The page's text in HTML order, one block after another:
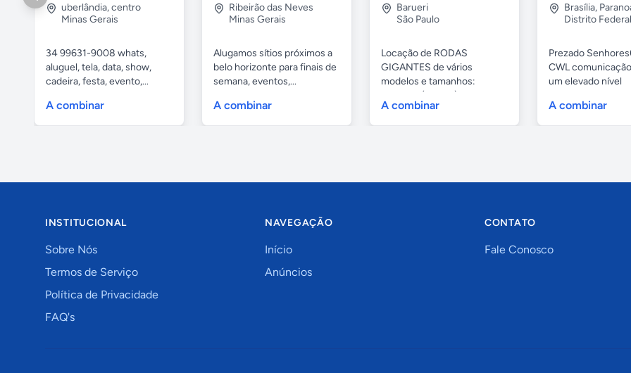
uberlândia,centro
Minas Gerais
34 99631-9008 whats,
aluguel, tela, data, show,
cadeira, festa, evento,...
A combinar
Ribeirão das Neves
Minas Gerais
Alugamos sítios próximos a
belo horizonte para finais de
semana, eventos,...
A combinar
Barueri
São Paulo
Locação de RODAS
GIGANTES de vários
modelos e tamanhos:
4,80mts (infantil), 6,...
A combinar
Brasília,
Distrito Federal
Prezado
CWL
um elevado nível
A combinar
INSTITUCIONAL
Sobre Nós
Termos de Serviço
Política de Privacidade
FAQ's
NAVEGAÇÃO
Início
Anúncios
CONTATO
Fale Conosco